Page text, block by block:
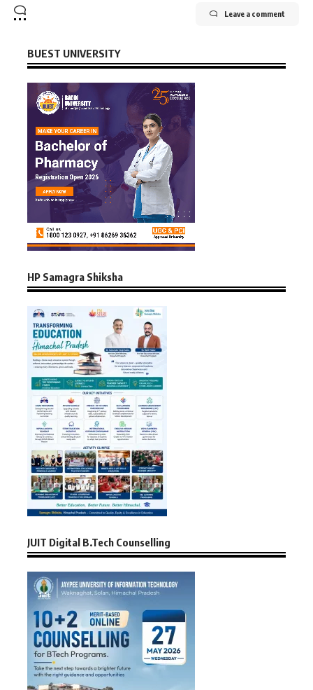
Leave a comment
BUEST UNIVERSITY
HP Samagra Shiksha
JUIT Digital B.Tech Counselling